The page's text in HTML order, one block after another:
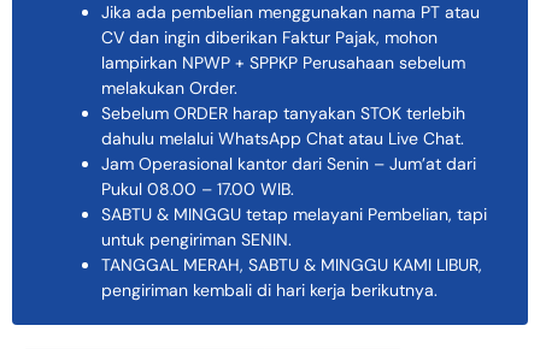
Jika ada pembelian menggunakan nama PT atau
CV dan ingin diberikan Faktur Pajak, mohon
lampirkan NPWP + SPPKP Perusahaan sebelum
melakukan Order.
Sebelum ORDER harap tanyakan STOK terlebih
dahulu melalui WhatsApp Chat atau Live Chat.
Jam Operasional kantor dari Senin – Jum’at dari
Pukul 08.00 – 17.00 WIB.
SABTU & MINGGU tetap melayani Pembelian, tapi
untuk pengiriman SENIN.
TANGGAL MERAH, SABTU & MINGGU KAMI LIBUR,
pengiriman kembali di hari kerja berikutnya.